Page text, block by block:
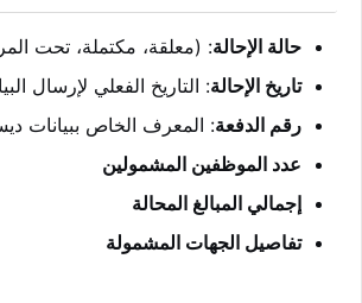
حالة الإحالة: (معلقة، مكتملة، تحت
تاريخ الإحالة: التاريخ الفعلي لإرسال
رقم الدفعة: المعرف الخاص ببيانات
عدد الموظفين المشمولين
إجمالي المبالغ المحالة
تفاصيل الجهات المشمولة